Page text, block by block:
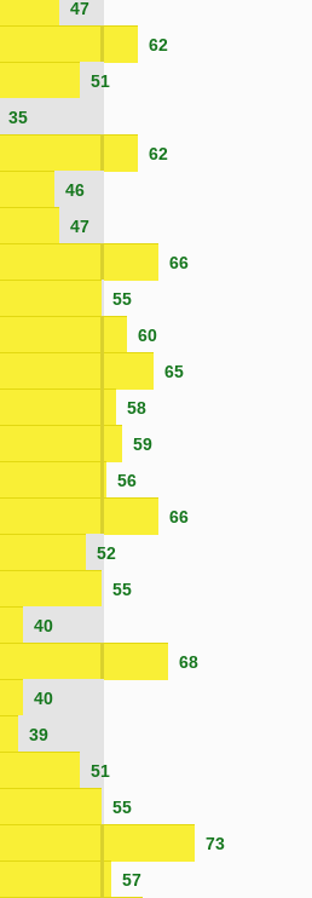
47
62
51
35
62
46
47
66
55
60
65
58
59
56
66
52
55
40
68
40
39
51
55
73
57